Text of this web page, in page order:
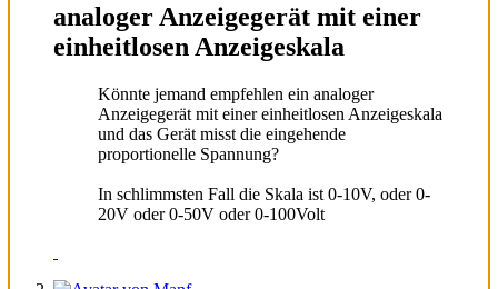
analoger Anzeigegerät mit einer
einheitlosen Anzeigeskala
Könnte jemand empfehlen ein analoger
Anzeigegerät mit einer einheitlosen Anzeigeskala
und das Gerät misst die eingehende
proportionelle Spannung?
In schlimmsten Fall die Skala ist 0-10V, oder 0-
20V oder 0-50V oder 0-100Volt